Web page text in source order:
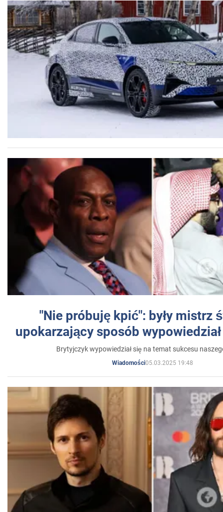
"Nie próbuję kpić": były mistrz
upokarzający sposób
Brytyjczyk wypowiedział się na temat sukcesu
Wiadomości05.03.2025 19:48